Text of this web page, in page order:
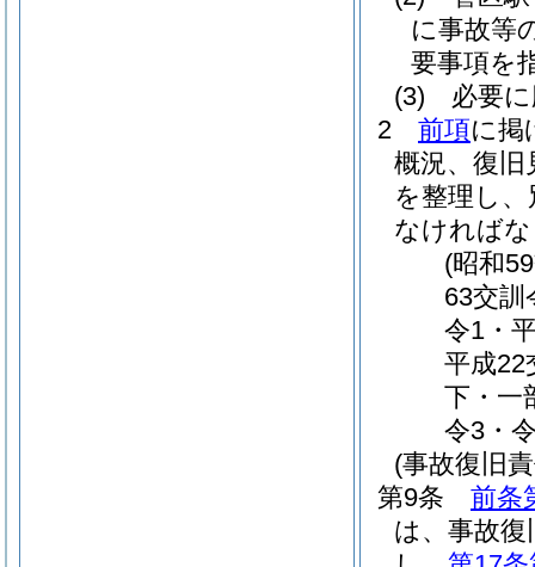
に事故等
要事項を
(3)
必要
2
前項に掲
概況、復旧
を整理し
なければ
(昭和
63交訓
令1・
平成22
下・一
令3・
(事故復旧
第9条
前条
は、事故